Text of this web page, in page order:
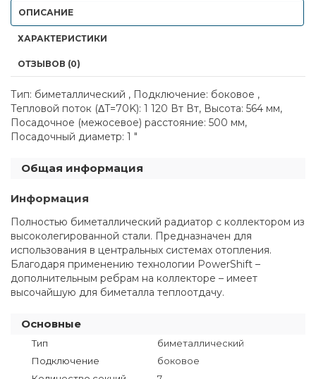
ОПИСАНИЕ
ХАРАКТЕРИСТИКИ
ОТЗЫВОВ (0)
Тип: биметаллический , Подключение: боковое ,
Тепловой поток (ΔT=70K): 1 120 Вт Вт, Высота: 564 мм,
Посадочное (межосевое) расстояние: 500 мм,
Посадочный диаметр: 1 "
Общая информация
Информация
Полностью биметаллический радиатор с коллектором из
высоколегированной стали. Предназначен для
использования в центральных системах отопления.
Благодаря применению технологии PowerShift –
дополнительным ребрам на коллекторе – имеет
высочайшую для биметалла теплоотдачу.
Основные
Тип
биметаллический
Подключение
боковое